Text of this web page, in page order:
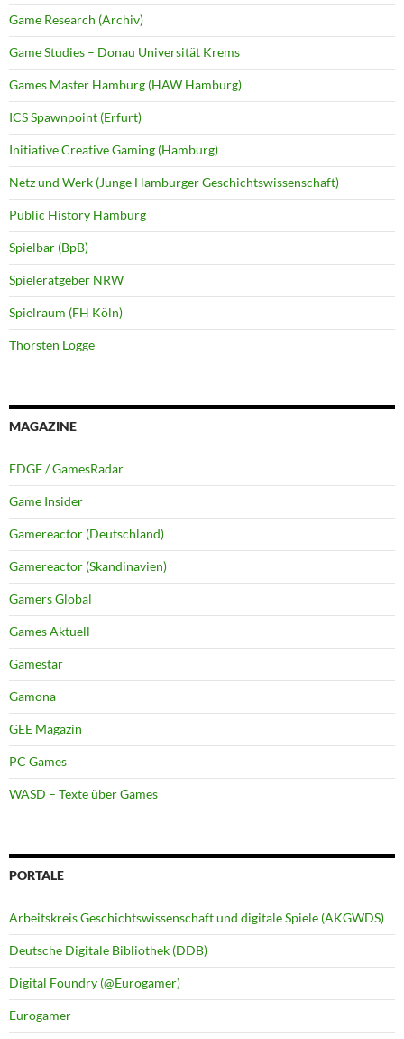
Game Research (Archiv)
Game Studies – Donau Universität Krems
Games Master Hamburg (HAW Hamburg)
ICS Spawnpoint (Erfurt)
Initiative Creative Gaming (Hamburg)
Netz und Werk (Junge Hamburger Geschichtswissenschaft)
Public History Hamburg
Spielbar (BpB)
Spieleratgeber NRW
Spielraum (FH Köln)
Thorsten Logge
MAGAZINE
EDGE / GamesRadar
Game Insider
Gamereactor (Deutschland)
Gamereactor (Skandinavien)
Gamers Global
Games Aktuell
Gamestar
Gamona
GEE Magazin
PC Games
WASD – Texte über Games
PORTALE
Arbeitskreis Geschichtswissenschaft und digitale Spiele (AKGWDS)
Deutsche Digitale Bibliothek (DDB)
Digital Foundry (@Eurogamer)
Eurogamer